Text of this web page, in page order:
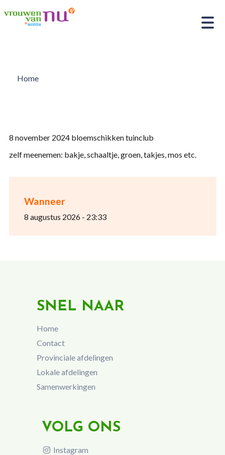
Home
Wanneer
8 augustus 2026 - 23:33
8 november 2024 bloemschikken tuinclub
zelf meenemen: bakje, schaaltje, groen, takjes, mos etc.
SNEL NAAR
Home
Contact
Provinciale afdelingen
Lokale afdelingen
Samenwerkingen
VOLG ONS
Instagram